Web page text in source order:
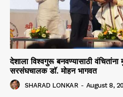
देशाला विश्वगुरू बनवण्यासाठी
सरसंघचालक डाॅ. मोहन भागवत
SHARAD LONKAR - August 8,